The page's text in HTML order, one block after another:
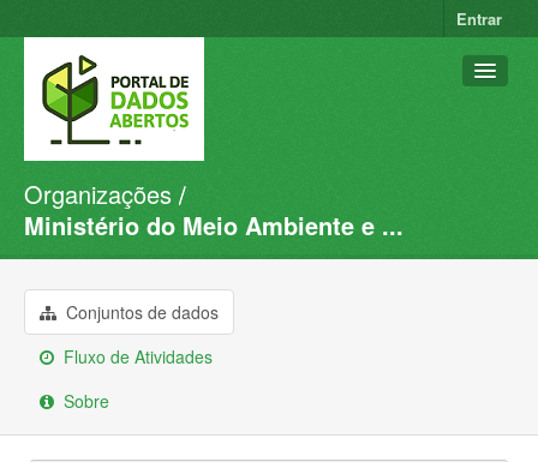
Entrar
Conjuntos de dados
Organizações
Sobre
Organizações
Ministério do Meio Ambiente e ...
Conjuntos de dados
Fluxo de Atividades
Sobre